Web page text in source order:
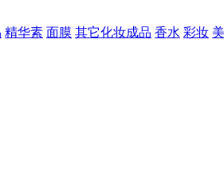
精华素 面膜 其它化妆成品 香水 彩妆